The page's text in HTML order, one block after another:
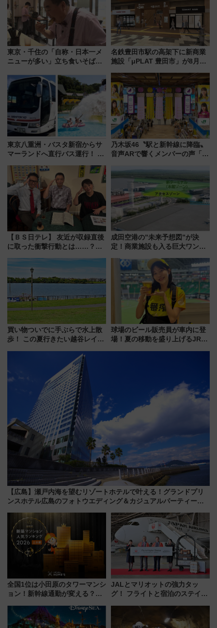
東京・千住の「自称・日本一メ
ニューが多い」立ち食いそば屋
地のふらっと立ち食いそば』
7/27夜10時～放送
名鉄豊田市駅の高架下に新商業
施設「μPLAT 豊田市」が8月26
たな玄関口へ
東京八重洲・バスタ新宿からサ
マーランドへ直行バス運行！ お
推し活を楽しもう！（2026年
8/1～31）
乃木坂46〝駅と新幹線に降臨〟
音声ARで響くメンバーの声「真
【ＢＳ日テレ】 友近が収録直後
に取った衝撃行動とは……？
で極上の夏祭り鉄道旅を放送
成田空港の”未来予想図”が決
定！商業施設も入る巨大ワンタ
で新型特急が品川･羽田とを結
ぶ！ JR空港駅は2面3線化！
買い物ついでに手ぶらで水上散
歩！ この夏行きたい越谷レイク
ア「LAKESIDE PARK」（埼玉
球場のビール販売員が車内に登
場！夏の移動を盛り上げるJR九
【広島】瀬戸内海を望むリゾートホテルで叶える！グランドプリ
ンスホテル広島のフォトウエディング＆カジュアルパーティープ
全国1位は小田原のタワーマンシ
ョン！新幹線通勤が変える？
【新築マンション人気ランキン
グ】
JALとマリオットの強力タッ
グ！ フライトと宿泊のステイタ
上級会員資格を効率よく獲得す
る方法を解説